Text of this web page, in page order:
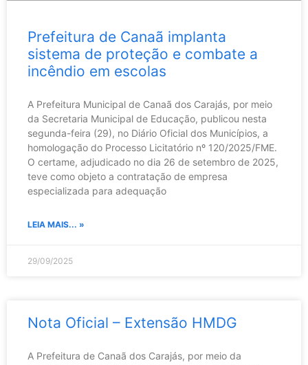
Prefeitura de Canaã implanta
sistema de proteção e combate a
incêndio em escolas
A Prefeitura Municipal de Canaã dos Carajás, por meio
da Secretaria Municipal de Educação, publicou nesta
segunda-feira (29), no Diário Oficial dos Municípios, a
homologação do Processo Licitatório nº 120/2025/FME.
O certame, adjudicado no dia 26 de setembro de 2025,
teve como objeto a contratação de empresa
especializada para adequação
LEIA MAIS... »
29/09/2025
Nota Oficial – Extensão HMDG
A Prefeitura de Canaã dos Carajás, por meio da